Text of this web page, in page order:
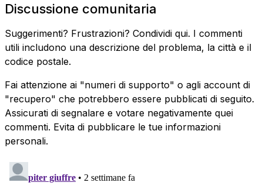
Discussione comunitaria
Suggerimenti? Frustrazioni? Condividi qui. I commenti
utili includono una descrizione del problema, la città e il
codice postale.
Fai attenzione ai "numeri di supporto" o agli account di
"recupero" che potrebbero essere pubblicati di seguito.
Assicurati di segnalare e votare negativamente quei
commenti. Evita di pubblicare le tue informazioni
personali.